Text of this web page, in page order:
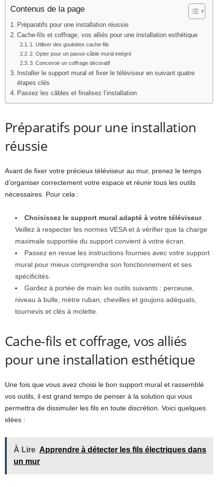
Contenus de la page
Préparatifs pour une installation réussie
Cache-fils et coffrage, vos alliés pour une installation esthétique
1. Utiliser des goulottes cache-fils
2. Opter pour un passe-câble mural intégré
3. Concevoir un coffrage décoratif
Installer le support mural et fixer le téléviseur en suivant quatre
étapes clés
Passez les câbles et finalisez l’installation
Préparatifs pour une installation
réussie
Avant de fixer votre précieux téléviseur au mur, prenez le temps
d’organiser correctement votre espace et réunir tous les outils
nécessaires. Pour cela :
Choisissez le support mural adapté à votre téléviseur.
Veillez à respecter les normes VESA et à vérifier que la charge
maximale supportée du support convient à votre écran.
Passez en revue les instructions fournies avec votre support
mural pour mieux comprendre son fonctionnement et ses
spécificités.
Gardez à portée de main les outils suivants : perceuse,
niveau à bulle, mètre ruban, chevilles et goujons adéquats,
tournevis et clés à molette.
Cache-fils et coffrage, vos alliés
pour une installation esthétique
Une fois que vous avez choisi le bon support mural et rassemblé
vos outils, il est grand temps de penser à la solution qui vous
permettra de dissimuler les fils en toute discrétion. Voici quelques
idées :
À Lire Apprendre à détecter les fils électriques dans
un mur